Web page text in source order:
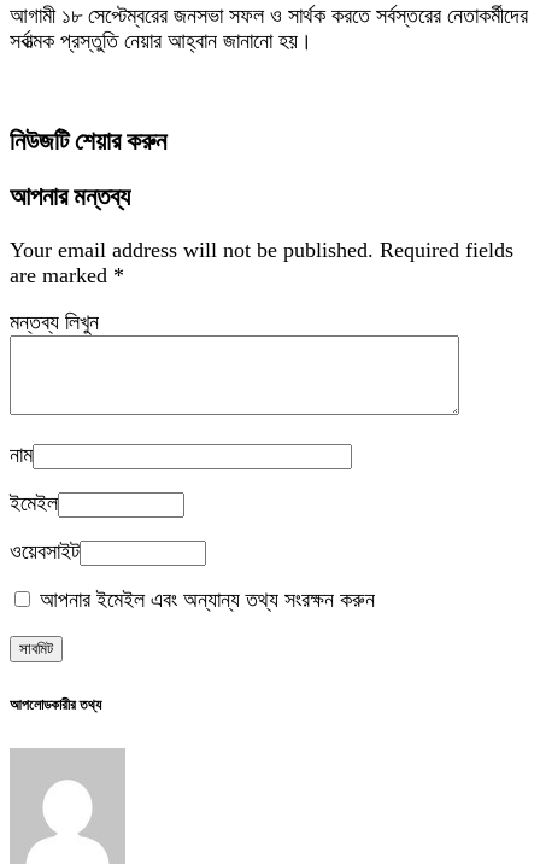
আগামী ১৮ সেপ্টেম্বরের জনসভা সফল ও সার্থক করতে সর্বস্তরের নেতাকর্মীদের
সর্বাত্মক প্রস্তুতি নেয়ার আহ্বান জানানো হয়।
নিউজটি শেয়ার করুন
আপনার মন্তব্য
Your email address will not be published. Required fields
are marked *
মন্তব্য লিখুন
নাম
ইমেইল
ওয়েবসাইট
আপনার ইমেইল এবং অন্যান্য তথ্য সংরক্ষন করুন
আপলোডকারীর তথ্য